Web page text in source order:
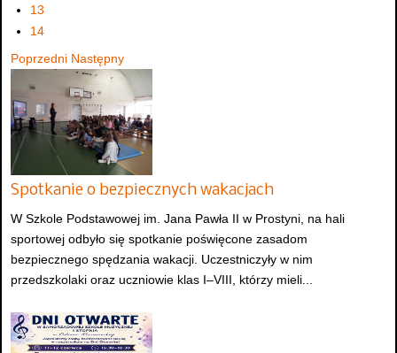
13
14
Poprzedni Następny
Spotkanie o bezpiecznych wakacjach
W Szkole Podstawowej im. Jana Pawła II w Prostyni, na hali
sportowej odbyło się spotkanie poświęcone zasadom
bezpiecznego spędzania wakacji. Uczestniczyły w nim
przedszkolaki oraz uczniowie klas I–VIII, którzy mieli...